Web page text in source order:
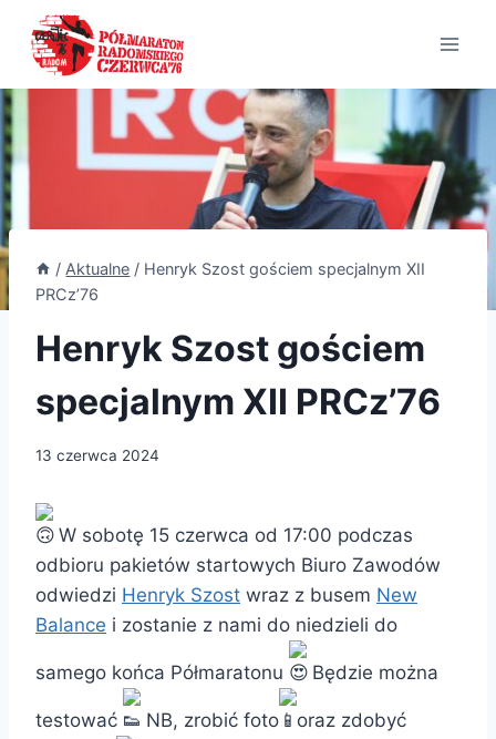
Przejdź
treści
/ Aktualne / Henryk Szost gościem specjalnym XII
PRCz’76
Henryk Szost gościem
specjalnym XII PRCz’76
13 czerwca 2024
W sobotę 15 czerwca od 17:00 podczas
odbioru pakietów startowych Biuro Zawodów
odwiedzi Henryk Szost wraz z busem New
Balance i zostanie z nami do niedzieli do
samego końca Półmaratonu Będzie można
testować NB, zrobić foto oraz zdobyć